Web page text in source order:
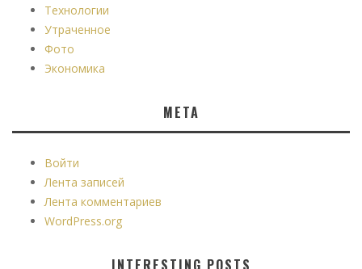
Технологии
Утраченное
Фото
Экономика
МЕТА
Войти
Лента записей
Лента комментариев
WordPress.org